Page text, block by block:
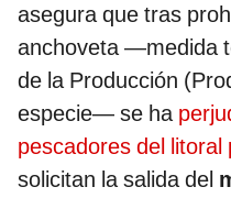
asegura que tras
anchoveta —medida
de la Producción
especie— se ha
pescadores del litoral
solicitan la salida del